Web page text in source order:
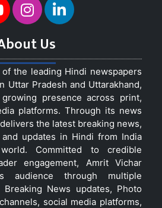
Us
the leading Hindi newspapers
Uttar Pradesh and Uttarakhand,
presence across print,
platforms. Through its news
the latest breaking news,
updates in Hindi from India
Committed to credible
engagement, Amrit Vichar
audience through multiple
News updates, Photo
social media platforms,